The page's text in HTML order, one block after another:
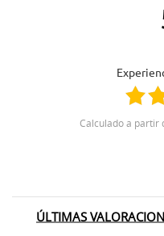
Calculado a
ÚLTIMAS